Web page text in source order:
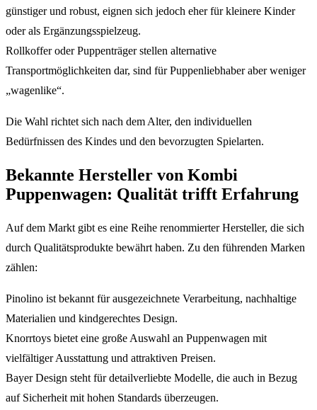
günstiger und robust, eignen sich jedoch eher für kleinere Kinder
oder als Ergänzungsspielzeug.
Rollkoffer oder Puppenträger stellen alternative
Transportmöglichkeiten dar, sind für Puppenliebhaber aber weniger
„wagenlike“.
Die Wahl richtet sich nach dem Alter, den individuellen
Bedürfnissen des Kindes und den bevorzugten Spielarten.
Bekannte Hersteller von Kombi
Puppenwagen: Qualität trifft Erfahrung
Auf dem Markt gibt es eine Reihe renommierter Hersteller, die sich
durch Qualitätsprodukte bewährt haben. Zu den führenden Marken
zählen:
Pinolino ist bekannt für ausgezeichnete Verarbeitung, nachhaltige
Materialien und kindgerechtes Design.
Knorrtoys bietet eine große Auswahl an Puppenwagen mit
vielfältiger Ausstattung und attraktiven Preisen.
Bayer Design steht für detailverliebte Modelle, die auch in Bezug
auf Sicherheit mit hohen Standards überzeugen.